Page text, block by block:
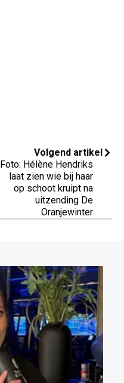
Volgend artikel
Foto: Hélène Hendriks
laat zien wie bij haar
op schoot kruipt na
uitzending De
Oranjewinter